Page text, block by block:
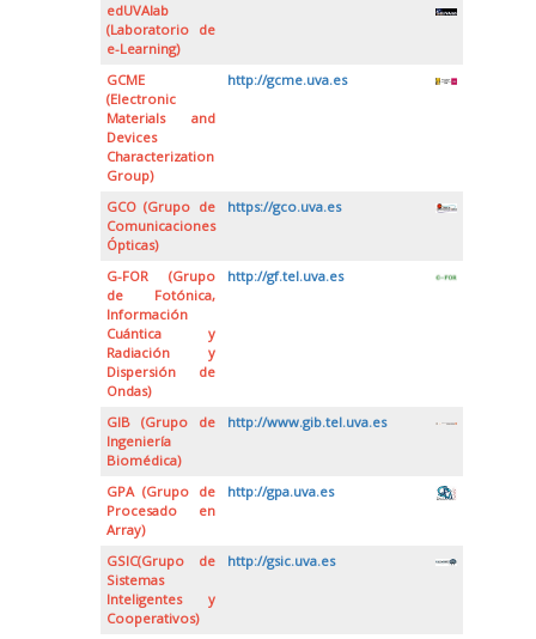
edUVAlab
(Laboratorio de
e-Learning)
GCME
(Electronic
Materials and
Devices
Characterization
Group)
http://gcme.uva.es
GCO (Grupo de
Comunicaciones
Ópticas)
https://gco.uva.es
G-FOR (Grupo
de Fotónica,
Información
Cuántica y
Radiación y
Dispersión de
Ondas)
http://gf.tel.uva.es
GIB (Grupo de
Ingeniería
Biomédica)
http://www.gib.tel.uva.es
GPA (Grupo de
Procesado en
Array)
http://gpa.uva.es
GSIC(Grupo de
Sistemas
Inteligentes y
Cooperativos)
http://gsic.uva.es